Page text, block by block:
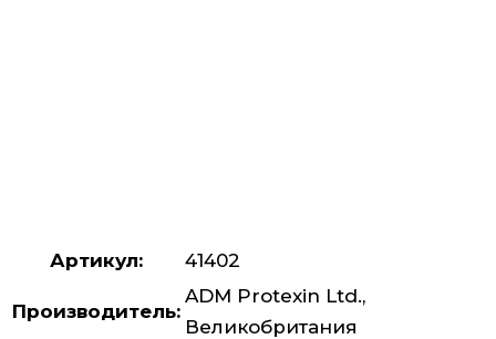
Артикул: 41402
Производитель:
ADM Protexin Ltd.,
Великобритания